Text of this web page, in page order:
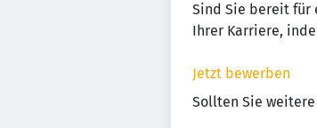
Sind Sie bereit für
Ihrer Karriere,
Jetzt bewerben
Sollten Sie weitere